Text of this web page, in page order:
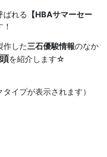
ばれる 【HBAサマーセー
作した三石優駿情報のなか
頭を紹介します☆
イプが表示されます）